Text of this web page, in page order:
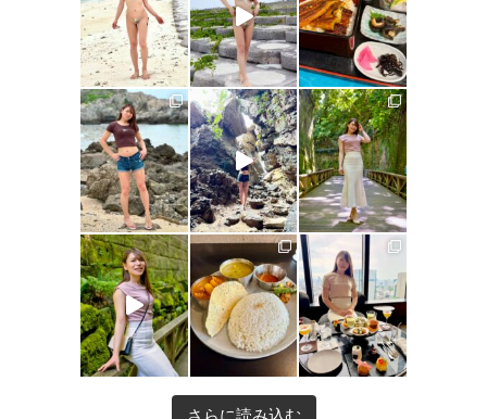
さらに読み込む